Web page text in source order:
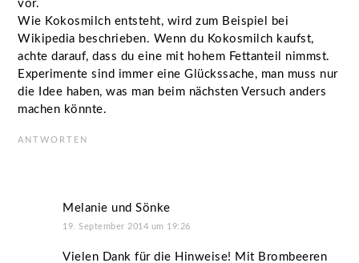
vor.
Wie Kokosmilch entsteht, wird zum Beispiel bei
Wikipedia beschrieben. Wenn du Kokosmilch kaufst,
achte darauf, dass du eine mit hohem Fettanteil nimmst.
Experimente sind immer eine Glückssache, man muss nur
die Idee haben, was man beim nächsten Versuch anders
machen könnte.
ANTWORTEN
Melanie und Sönke
19. September 2014 um 19:26
Vielen Dank für die Hinweise! Mit Brombeeren